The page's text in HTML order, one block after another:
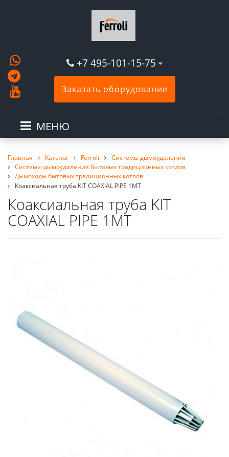
+7 495-101-15-75
Заказать оборудование
МЕНЮ
Главная Каталог Ferroli
Системы дымоудаления
Системы дымоудаления бытовых традиционных котлов
Дымоходы бытовых традиционных котлов
Коаксиальная труба KIT COAXIAL PIPE 1MT
Коаксиальная труба KIT
COAXIAL PIPE 1MT